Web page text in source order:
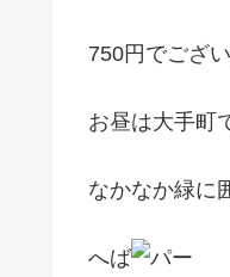
750円でござ
お昼は大手町
なかなか緑に
へば